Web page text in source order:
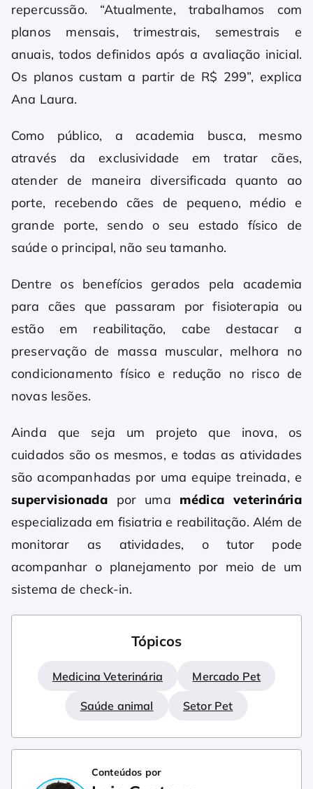
repercussão. “Atualmente, trabalhamos com
planos mensais, trimestrais, semestrais e
anuais, todos definidos após a avaliação inicial.
Os planos custam a partir de R$ 299”, explica
Ana Laura.
Como público, a academia busca, mesmo
através da exclusividade em tratar cães,
atender de maneira diversificada quanto ao
porte, recebendo cães de pequeno, médio e
grande porte, sendo o seu estado físico de
saúde o principal, não seu tamanho.
Dentre os benefícios gerados pela academia
para cães que passaram por fisioterapia ou
estão em reabilitação, cabe destacar a
preservação de massa muscular, melhora no
condicionamento físico e redução no risco de
novas lesões.
Ainda que seja um projeto que inova, os
cuidados são os mesmos, e todas as atividades
são acompanhadas por uma equipe treinada, e
supervisionada por uma médica veterinária
especializada em fisiatria e reabilitação. Além de
monitorar as atividades, o tutor pode
acompanhar o planejamento por meio de um
sistema de check-in.
Tópicos
Medicina Veterinária Mercado Pet
Saúde animal Setor Pet
Conteúdos por